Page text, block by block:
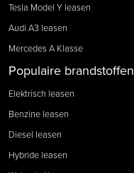
Tesla Model Y leasen
Audi A3 leasen
Mercedes A Klasse
Populaire brandstoffen
Elektrisch leasen
Benzine leasen
Diesel leasen
Hybride leasen